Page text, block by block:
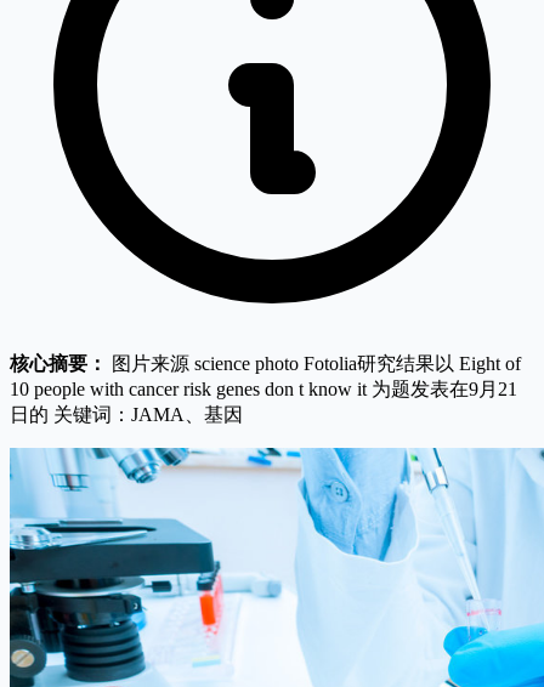
核心摘要：
图片来源 science photo Fotolia研究结果以 Eight of
10 people with cancer risk genes don t know it 为题发表在9月21
日的 关键词：JAMA、基因